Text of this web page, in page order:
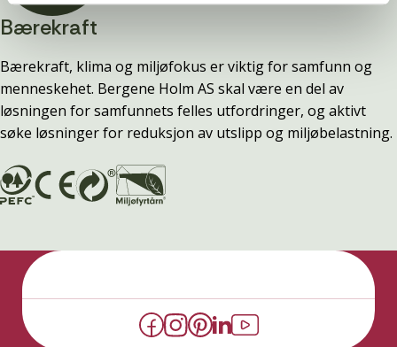
Bærekraft
Bærekraft, klima og miljøfokus er viktig for samfunn og
menneskehet. Bergene Holm AS skal være en del av
løsningen for samfunnets felles utfordringer, og aktivt
søke løsninger for reduksjon av utslipp og miljøbelastning.